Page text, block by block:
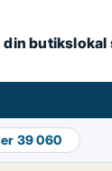
din butikslokal
39 060